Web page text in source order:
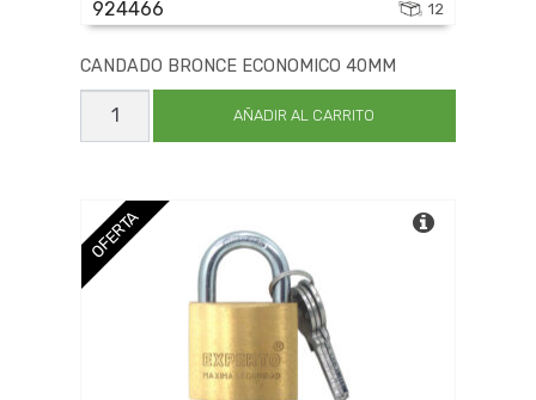
924466 12
CANDADO BRONCE ECONOMICO 40MM
CANDADO
BRONCE
AÑADIR AL CARRITO
OFERTA